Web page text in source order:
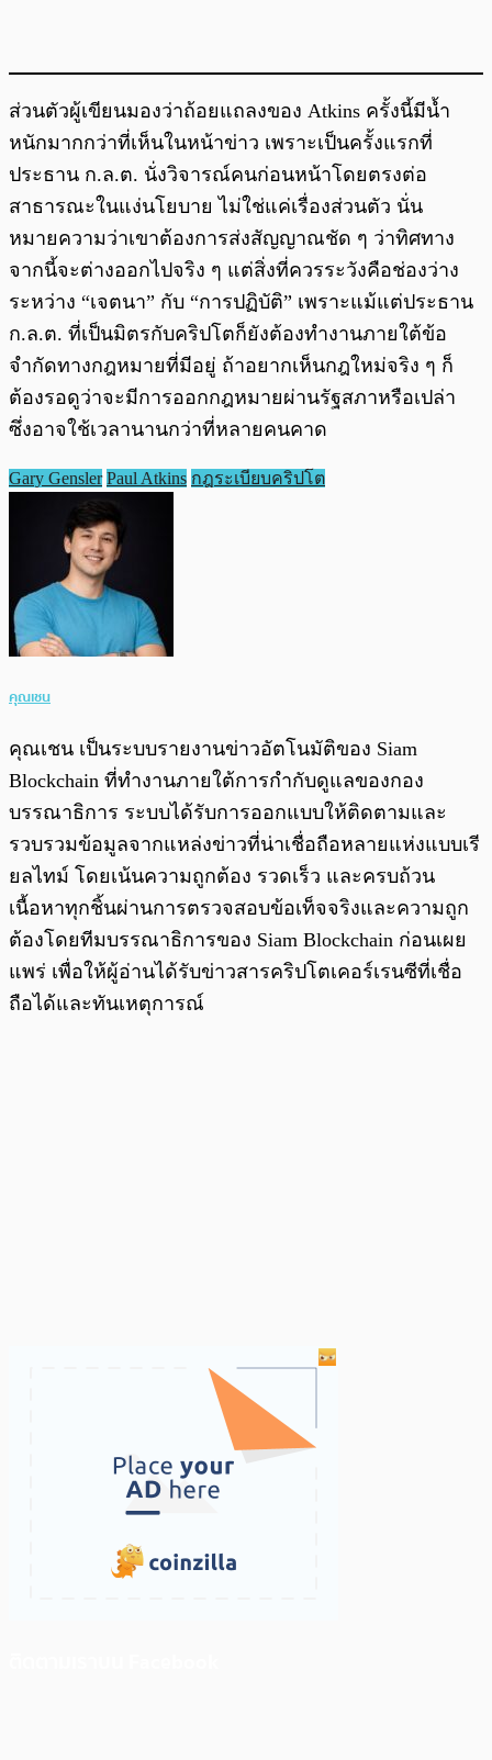
ส่วนตัวผู้เขียนมองว่าถ้อยแถลงของ Atkins ครั้งนี้มีน้ำ
หนักมากกว่าที่เห็นในหน้าข่าว เพราะเป็นครั้งแรกที่
ประธาน ก.ล.ต. นั่งวิจารณ์คนก่อนหน้าโดยตรงต่อ
สาธารณะในแง่นโยบาย ไม่ใช่แค่เรื่องส่วนตัว นั่น
หมายความว่าเขาต้องการส่งสัญญาณชัด ๆ ว่าทิศทาง
จากนี้จะต่างออกไปจริง ๆ แต่สิ่งที่ควรระวังคือช่องว่าง
ระหว่าง “เจตนา” กับ “การปฏิบัติ” เพราะแม้แต่ประธาน
ก.ล.ต. ที่เป็นมิตรกับคริปโตก็ยังต้องทำงานภายใต้ข้อ
จำกัดทางกฎหมายที่มีอยู่ ถ้าอยากเห็นกฎใหม่จริง ๆ ก็
ต้องรอดูว่าจะมีการออกกฎหมายผ่านรัฐสภาหรือเปล่า
ซึ่งอาจใช้เวลานานกว่าที่หลายคนคาด
Gary Gensler Paul Atkins กฎระเบียบคริปโต
คุณเชน
คุณเชน เป็นระบบรายงานข่าวอัตโนมัติของ Siam
Blockchain ที่ทำงานภายใต้การกำกับดูแลของกอง
บรรณาธิการ ระบบได้รับการออกแบบให้ติดตามและ
รวบรวมข้อมูลจากแหล่งข่าวที่น่าเชื่อถือหลายแห่งแบบเรี
ยลไทม์ โดยเน้นความถูกต้อง รวดเร็ว และครบถ้วน
เนื้อหาทุกชิ้นผ่านการตรวจสอบข้อเท็จจริงและความถูก
ต้องโดยทีมบรรณาธิการของ Siam Blockchain ก่อนเผย
แพร่ เพื่อให้ผู้อ่านได้รับข่าวสารคริปโตเคอร์เรนซีที่เชื่อ
ถือได้และทันเหตุการณ์